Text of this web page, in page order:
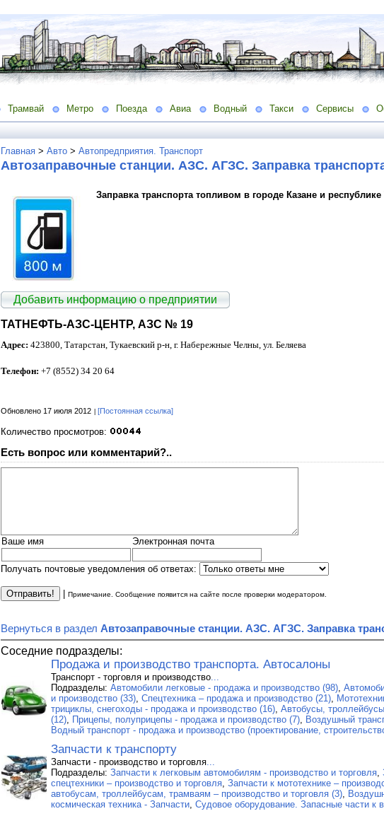
Трамвай Метро Поезда Авиа Водный Такси Сервисы
Главная > Авто > Автопредприятия. Транспорт
Автозаправочные станции. АЗС. АГЗС. Заправка
Заправка транспорта топливом в городе Казане и республике
Добавить информацию о предприятии
ТАТНЕФТЬ-АЗС-ЦЕНТР, АЗС № 19
Адрес: 423800, Татарстан, Тукаевский р-н, г. Набережные Челны, ул. Беляева
Телефон: +7 (8552) 34 20 64
Обновлено 17 июля 2012 [Постоянная ссылка]
Количество просмотров:
Есть вопрос или комментарий?..
Ваше имя Электронная почта
Получать почтовые уведомления об ответах:
Примечание. Сообщение появится на сайте после проверки модератором.
Вернуться в раздел Автозаправочные станции. АЗС. АГЗС. Заправка
Соседние подразделы:
Продажа и производство транспорта. Автосалоны
Транспорт - торговля и производство...
Подразделы: Автомобили легковые - продажа и производство (98),
и производство (33), Спецтехника – продажа и производство (21),
трициклы, снегоходы - продажа и производство (16), Автобусы,
(12), Прицепы, полуприцепы - продажа и производство (7), Воздушный
Водный транспорт - продажа и производство (проектирование,
Запчасти к транспорту
Запчасти - производство и торговля...
Подразделы: Запчасти к легковым автомобилям - производство и торговля,
спецтехники – производство и торговля, Запчасти к мототехнике –
автобусам, троллейбусам, трамваям – производство и торговля (3),
космическая техника - Запчасти, Судовое оборудование. Запасные части к